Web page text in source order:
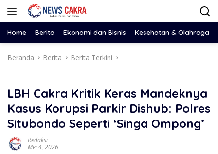
Langsung
Home Berita Ekonomi dan Bisnis Kesehatan & Olahraga
Beranda Berita Berita Terkini
LBH Cakra Kritik Keras Mandeknya
Kasus Korupsi Parkir Dishub: Polres
Situbondo Seperti ‘Singa Ompong’
Redaksi
Mei 4, 2026